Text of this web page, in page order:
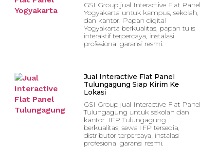
GSI Group jual Interactive Flat Panel
Yogyakarta untuk kampus, sekolah,
dan kantor. Papan digital
Yogyakarta berkualitas, papan tulis
interaktif terpercaya, instalasi
profesional garansi resmi.
Jual Interactive Flat Panel
Tulungagung Siap Kirim Ke
Lokasi
GSI Group jual Interactive Flat Panel
Tulungagung untuk sekolah dan
kantor. IFP Tulungagung
berkualitas, sewa IFP tersedia,
distributor terpercaya, instalasi
profesional garansi resmi.